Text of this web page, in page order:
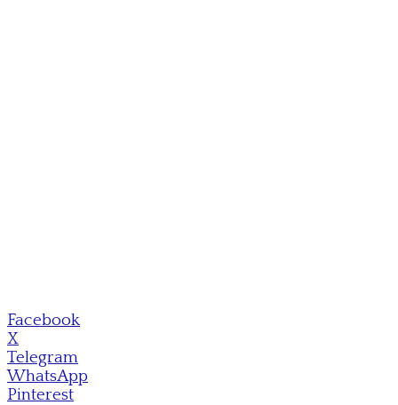
Facebook
X
Telegram
WhatsApp
Pinterest